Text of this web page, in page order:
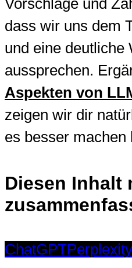
Vorschläge und
dass wir uns dem
und eine deutliche
aussprechen.
Aspekten von
zeigen wir dir
es besser machen
Diesen Inhalt
ChatGPTPerplexity